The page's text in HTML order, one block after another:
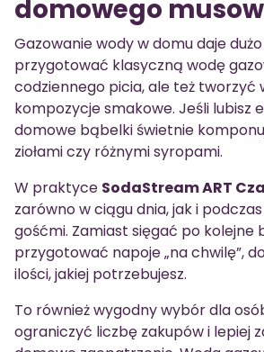
domowego
Gazowanie wody w domu daje
przygotować klasyczną wodę
codziennego picia, ale też tworzyć
kompozycje smakowe. Jeśli lubisz
domowe bąbelki świetnie
ziołami czy różnymi syropami.
W praktyce SodaStream ART
zarówno w ciągu dnia, jak i
gośćmi. Zamiast sięgać po kolejne
przygotować napoje „na chwilę”,
ilości, jakiej potrzebujesz.
To również wygodny wybór dla
ograniczyć liczbę zakupów i lepiej